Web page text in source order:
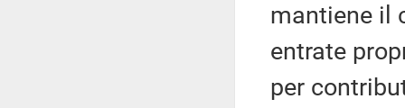
mantiene il
entrate
per